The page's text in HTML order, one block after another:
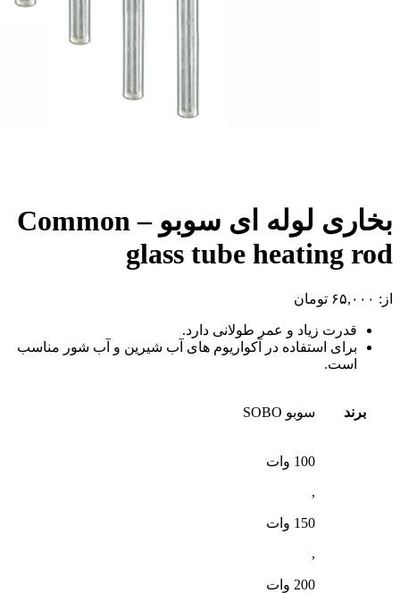
بخاری لوله ای سوبو – Common
glass tube heating rod
از: ۶۵,۰۰۰ تومان
قدرت زیاد و عمر طولانی دارد.
برای استفاده در آکواریوم های آب شیرین و آب شور مناسب
است.
برند سوبو SOBO
100 وات
,
150 وات
,
200 وات